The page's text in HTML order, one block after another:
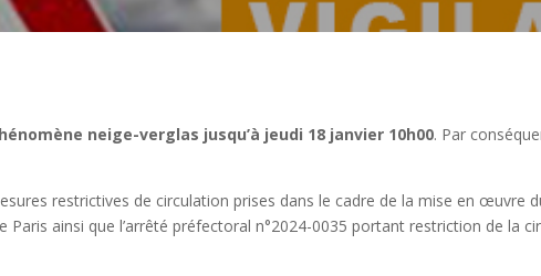
neige-verglas jusqu’à jeudi 18 janvier 10h00. Par
restrictives de circulation prises dans le cadre de la mise en œuvre
ainsi que l’arrêté préfectoral n°2024-0035 portant restriction de la